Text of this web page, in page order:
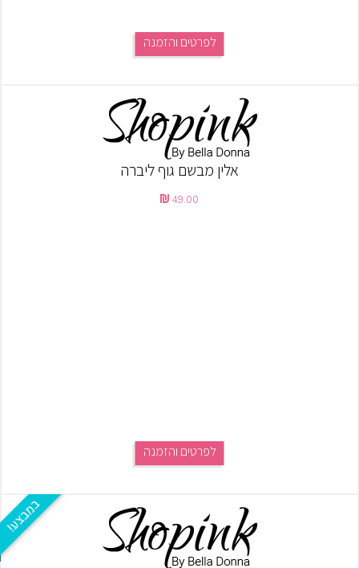
לפרטים והזמנה
אלין מבשם גוף ליברה
49.00
לפרטים והזמנה